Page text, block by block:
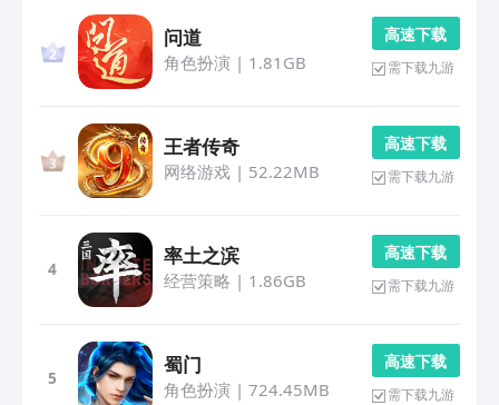
问道
角色扮演 | 1.81GB
高 速 下 载
需下载九游
王者传奇
网络游戏| 52.22MB
高 速 下 载
需下载九游
4
率土之滨
经营策略 | 1.86GB
高 速 下 载
需下载九游
5
蜀门
角色扮演 | 724.45MB
高 速 下 载
需下载九游